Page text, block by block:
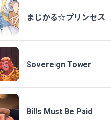
まじかる☆プリンセス
Sovereign Tower
Bills Must Be Paid